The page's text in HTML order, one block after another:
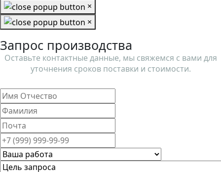
×
×
Запрос производства
Оставьте контактные данные, мы свяжемся с вами для
уточнения сроков поставки и стоимости.